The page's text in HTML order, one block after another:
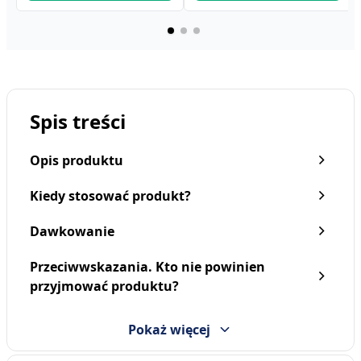
Regenerum,
regeneracyjne serum do
Regenerum,
regeneracyjny peeling do
16,59 zł
Spis treści
Opis produktu
Kiedy stosować produkt?
Dawkowanie
Przeciwwskazania. Kto nie powinien
przyjmować produktu?
Pokaż więcej